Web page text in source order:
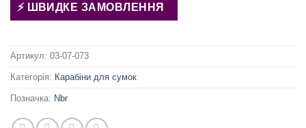
ШВИДКЕ ЗАМОВЛЕННЯ
Артикул: 03-07-073
Категорія: Карабіни для сумок
Позначка: Nbr